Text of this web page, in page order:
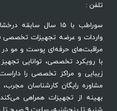
تلفن :
سوراطب با ۱۵ سال
واردات و عرضه تجهیزات تخصصی
مراقبت‌های حرفه‌ای پوست و مو
با رویکرد تخصصی، توانایی
زیبایی و مراکز تخصصی را
مشاوره رایگان کارشناسان مجرب،
بهینه از تجهیزات همراهی